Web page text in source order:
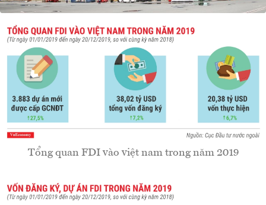
Tổng quan FDI vào việt nam trong năm 2019